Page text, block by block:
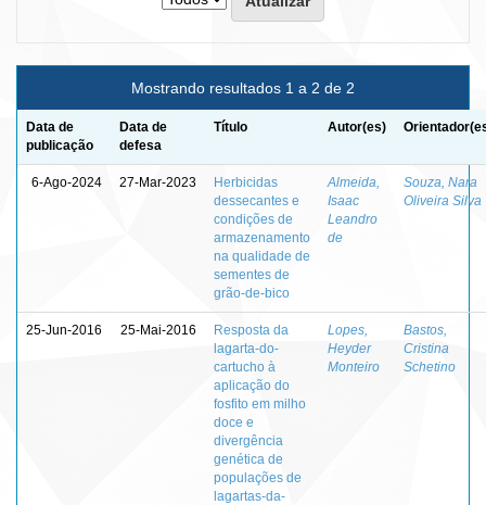
Mostrando resultados 1 a 2 de 2
Data de
publicação
Data de
defesa
Título Autor(es)
6-Ago-2024 27-Mar-2023
Herbicidas
dessecantes e
condições de
armazenamento
na qualidade de
sementes de
grão-de-bico
Almeida,
Isaac
Leandro
de
Souza, Nara
Oliveira Silva
25-Jun-2016 25-Mai-2016
Resposta da
lagarta-do-
cartucho à
aplicação do
fosfito em milho
doce e
divergência
genética de
populações de
lagartas-da-
Lopes,
Heyder
Monteiro
Bastos,
Cristina
Schetino